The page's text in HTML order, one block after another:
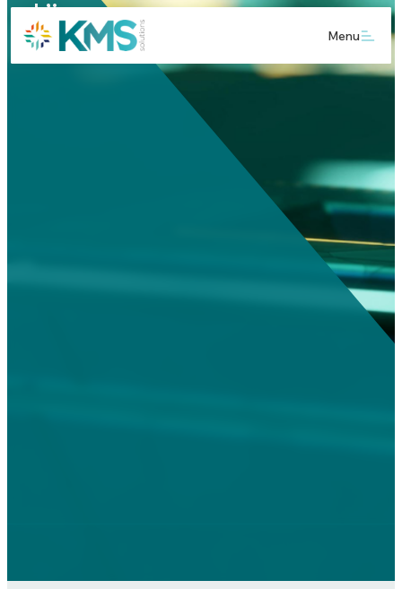
Menu
L’innovation au cœur de
notre vision d’éditeur